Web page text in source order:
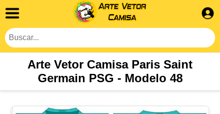
Arte Vetor Camisa Paris Saint
Germain PSG - Modelo 48